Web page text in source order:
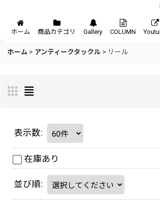
メニュー
ホーム 商品カテゴリ Gallery COLUMN
ホーム > アンティークタックル > リール
表示数:
在庫あり
並び順: